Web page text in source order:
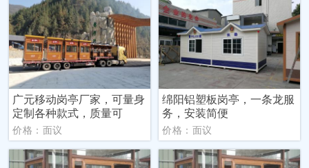
广元移动岗亭厂家，可量身
定制各种款式，质量可
价格：面议
绵阳铝塑板岗亭，一条龙服
务，安装简便
价格：面议